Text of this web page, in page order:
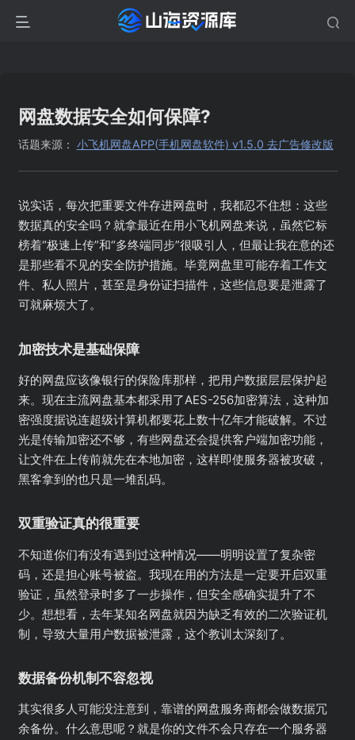
网盘数据安全如何保障?
话题来源： 小飞机网盘APP(手机网盘软件) v1.5.0 去广告修改版
说实话，每次把重要文件存进网盘时，我都忍不住想：这些
数据真的安全吗？就拿最近在用小飞机网盘来说，虽然它标
榜着“极速上传”和“多终端同步”很吸引人，但最让我在意的还
是那些看不见的安全防护措施。毕竟网盘里可能存着工作文
件、私人照片，甚至是身份证扫描件，这些信息要是泄露了
可就麻烦大了。
加密技术是基础保障
好的网盘应该像银行的保险库那样，把用户数据层层保护起
来。现在主流网盘基本都采用了AES-256加密算法，这种加
密强度据说连超级计算机都要花上数十亿年才能破解。不过
光是传输加密还不够，有些网盘还会提供客户端加密功能，
让文件在上传前就先在本地加密，这样即使服务器被攻破，
黑客拿到的也只是一堆乱码。
双重验证真的很重要
不知道你们有没有遇到过这种情况——明明设置了复杂密
码，还是担心账号被盗。我现在用的方法是一定要开启双重
验证，虽然登录时多了一步操作，但安全感确实提升了不
少。想想看，去年某知名网盘就因为缺乏有效的二次验证机
制，导致大量用户数据被泄露，这个教训太深刻了。
数据备份机制不容忽视
其实很多人可能没注意到，靠谱的网盘服务商都会做数据冗
余备份。什么意思呢？就是你的文件不会只存在一个服务器